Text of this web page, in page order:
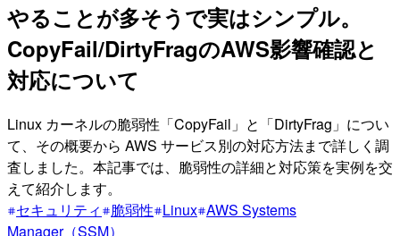
やることが多そうで実はシンプル。
CopyFail/DirtyFragのAWS影響確認と
対応について
Linux カーネルの脆弱性「CopyFail」と「DirtyFrag」につい
て、その概要から AWS サービス別の対応方法まで詳しく調
査しました。本記事では、脆弱性の詳細と対応策を実例を交
えて紹介します。
セキュリティ
脆弱性 Linux AWS Systems
Manager（SSM）